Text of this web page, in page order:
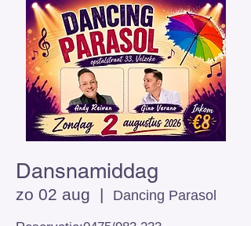
Dansnamiddag
zo 02 aug
  |
Dancing Parasol